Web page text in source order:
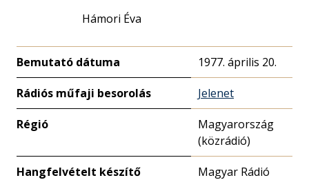
Hámori Éva
Bemutató dátuma 1977. április 20.
Rádiós műfaji besorolás Jelenet
Régió
Magyarország
(közrádió)
Hangfelvételt készítő
Magyar Rádió